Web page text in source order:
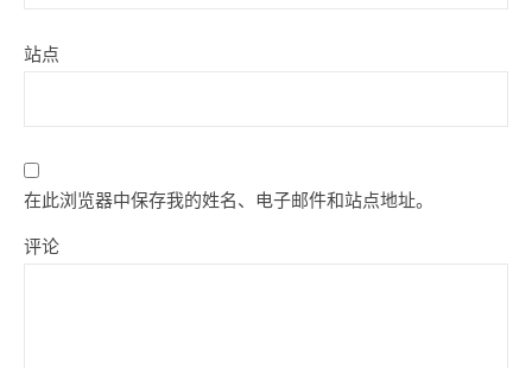
站点
在此浏览器中保存我的姓名、电子邮件和站点地址。
评论